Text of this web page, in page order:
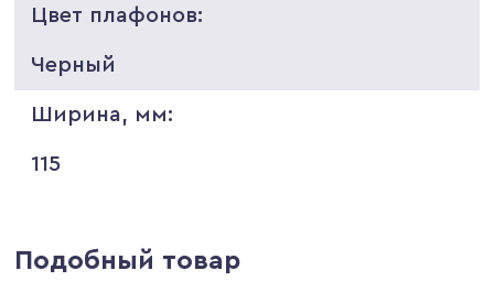
Цвет плафонов:
Черный
Ширина, мм:
115
Подобный товар